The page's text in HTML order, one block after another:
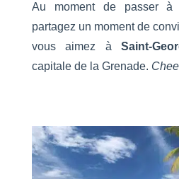
Au moment de passer à
partagez un moment de
vous aimez àSaint-
capitale de la Grenade.